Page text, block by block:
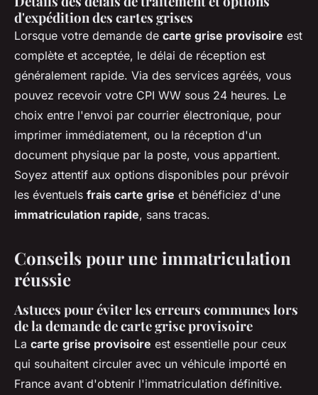
d'expédition des cartes grises
Lorsque votre demande de carte grise provisoire est
complète et acceptée, le délai de réception est
généralement rapide. Via des services agréés, vous
pouvez recevoir votre CPI WW sous 24 heures. Le
choix entre l'envoi par courrier électronique, pour
imprimer immédiatement, ou la réception d'un
document physique par la poste, vous appartient.
Soyez attentif aux options disponibles pour prévoir
les éventuels frais carte grise et bénéficiez d'une
immatriculation rapide, sans tracas.
Conseils pour une immatriculation
réussie
Astuces pour éviter les erreurs communes lors
de la demande de carte grise provisoire
La carte grise provisoire est essentielle pour ceux
qui souhaitent circuler avec un véhicule importé en
France avant d'obtenir l'immatriculation définitive.